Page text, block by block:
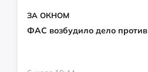
ЗА ОКНОМ
ФАС возбудило дело